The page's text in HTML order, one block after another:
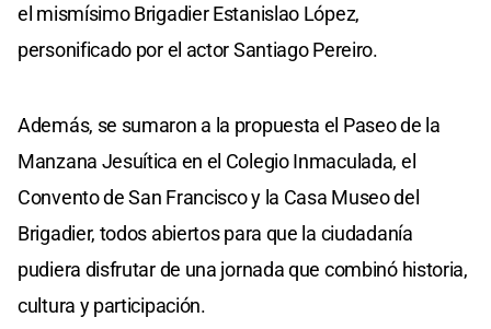
el mismísimo Brigadier Estanislao López,
personificado por el actor Santiago Pereiro.
Además, se sumaron a la propuesta el Paseo de la
Manzana Jesuítica en el Colegio Inmaculada, el
Convento de San Francisco y la Casa Museo del
Brigadier, todos abiertos para que la ciudadanía
pudiera disfrutar de una jornada que combinó historia,
cultura y participación.